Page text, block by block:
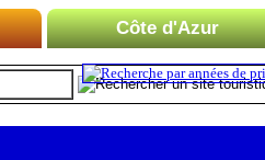
Côte d'Azur
Liste des Microrégions :
Cannes